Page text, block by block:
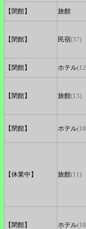
【閉館】 旅館
【閉館】 民宿(37)
【閉館】 ホテル
【閉館】 旅館(13)
【閉館】 ホテル
【休業中】 旅館(11)
【閉館】 ホテル